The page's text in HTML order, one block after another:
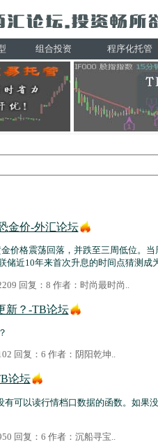
组合投资 程序化托管
金价-外汇论坛
价格震荡回落，并跌至三周低位。
储近10年来首次升息的时间点猜测成
回复：8 作者： 时尚最时尚
新？-TB论坛
回复：6 作者： 阴阳乾坤..
论坛
可以读行情档口数据的函数。如果
回复：6 作者： 沉船寻宝..